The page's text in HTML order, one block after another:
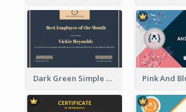
Dark Green Simple Certificate For Best Employee